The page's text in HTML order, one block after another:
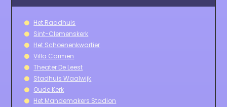
Het Raadhuis
Sint-Clemenskerk
Het Schoenenkwartier
Villa Carmen
Theater De Leest
Stadhuis Waalwijk
Oude Kerk
Het Mandemakers Stadion